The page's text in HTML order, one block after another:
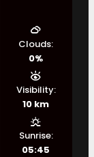
Clouds:
0%
Visibility:
10 km
Sunrise:
05:45